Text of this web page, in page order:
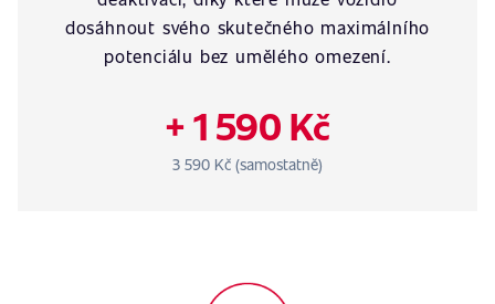
dosáhnout svého skutečného maximálního
potenciálu bez umělého omezení.
+ 1 590 Kč
3 590 Kč (samostatně)